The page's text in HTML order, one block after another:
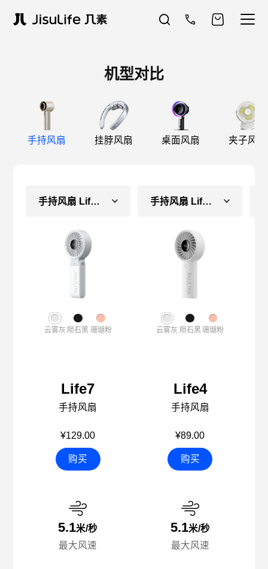
机型对比
手持风扇 挂脖风扇 桌面风扇 夹子风扇
手持风扇 Life7（常规款）
云雾灰 陨石黑 珊瑚粉
Life7
手持风扇
¥129.00
购买
5.1米/秒
最大风速
手持风扇 Life4（长续航款）
云雾灰 陨石黑 珊瑚粉
Life4
手持风扇
¥89.00
购买
5.1米/秒
最大风速